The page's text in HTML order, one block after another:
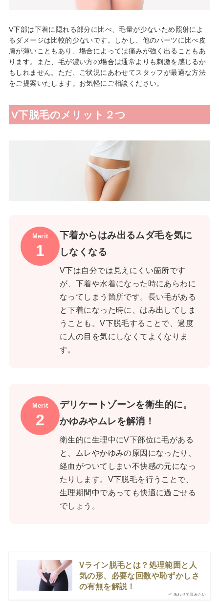
V下部は下着に隠れる部分に比べ、毛量が少ないため照射によ
るダメージは比較的少ないです。しかし、他のパーツに比べ皮
膚が薄いこともあり、場合によっては痛みが強く出ることもあ
ります。また、毛が濃い方の場合は通常よりも刺激を感じるか
もしれません。ただ、ご状況にあわせてスタッフが最適な方法
をご提案いたします。お気軽にご相談ください。
V下脱毛のメリット２つ
Merit
1
下着からはみ出るムダ毛を気に
しなくなる
V下は自分では見えにくい箇所です
が、下着や水着になった時にあらわに
なってしまう箇所です。長い毛がある
と下着になった時に、はみ出してしま
うことも。V下脱毛することで、過度
に人の目を気にしなくてよくなりま
す。
Merit
2
デリケートゾーンを衛生的に。
かゆみやムレを解消！
衛生的に生理中にV下部位に毛がある
と、ムレやかゆみの原因になったり、
経血がついてしまい不快感の元になっ
たりします。V下脱毛を行うことで、
生理期間中であっても快適に過ごせる
でしょう。
あわせて読みたい
Vライン脱毛とは？処理範囲と人
気の形、必要な回数や恥ずかしさ
の有無を解説！